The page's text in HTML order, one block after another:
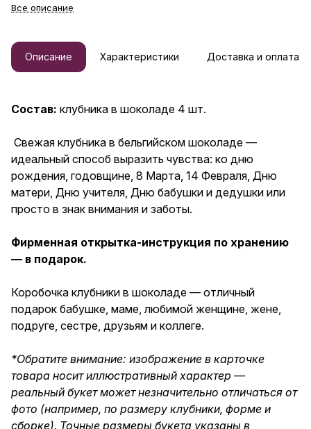
годовщине, 8 Марта, 14
учителя, Дню бабушки и
дедушки или просто в знак
внимания и заботы. Фирменная
шоколаде — отличный подарок
женщине, жене, подруге,
сестре, друзьям и коллеге.
Все описание
Описание Характеристики Доставка и оплата
Состав: клубника в шоколаде 4 шт.
Свежая клубника в бельгийском шоколаде —
идеальный способ выразить чувства: ко дню
рождения, годовщине, 8 Марта, 14 Февраля, Дню
матери, Дню учителя, Дню бабушки и дедушки или
просто в знак внимания и заботы.
Фирменная открытка-инструкция по хранению
— в подарок.
Коробочка клубники в шоколаде — отличный
подарок бабушке, маме, любимой женщине, жене,
подруге, сестре, друзьям и коллеге.
*Обратите внимание: изображение в карточке
товара носит иллюстративный характер —
реальный букет может незначительно отличаться от
фото (например, по размеру клубники, форме и
сборке). Точные размеры букета указаны в